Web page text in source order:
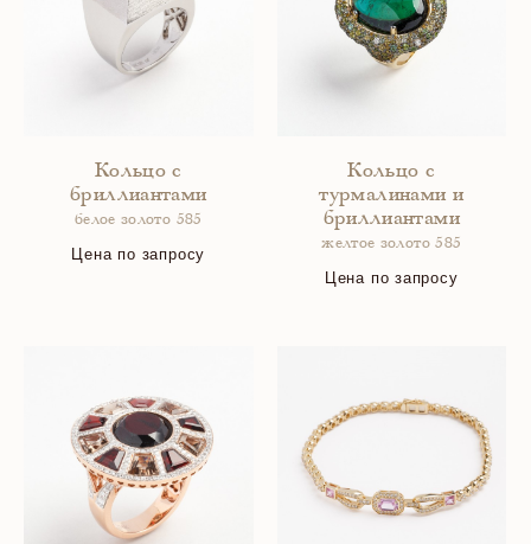
Кольцо с
бриллиантами
белое золото 585
Цена по запросу
Кольцо с
турмалинами и
бриллиантами
желтое золото 585
Цена по запросу